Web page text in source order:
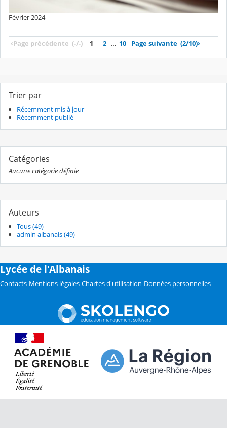
Février 2024
‹Page précédente (-/-) 1 2 … 10 Page suivante (2/10)›
Trier par
Récemment mis à jour
Récemment publié
Catégories
Aucune catégorie définie
Auteurs
Tous (49)
admin albanais (49)
Lycée de l'Albanais
Contacts Mentions légales Chartes d'utilisation Données personnelles